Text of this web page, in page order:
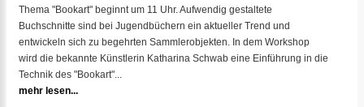
Thema "Bookart" beginnt um 11 Uhr. Aufwendig gestaltete
Buchschnitte sind bei Jugendbüchern ein aktueller Trend und
entwickeln sich zu begehrten Sammlerobjekten. In dem Workshop
wird die bekannte Künstlerin Katharina Schwab eine Einführung in die
Technik des "Bookart"...
mehr lesen...